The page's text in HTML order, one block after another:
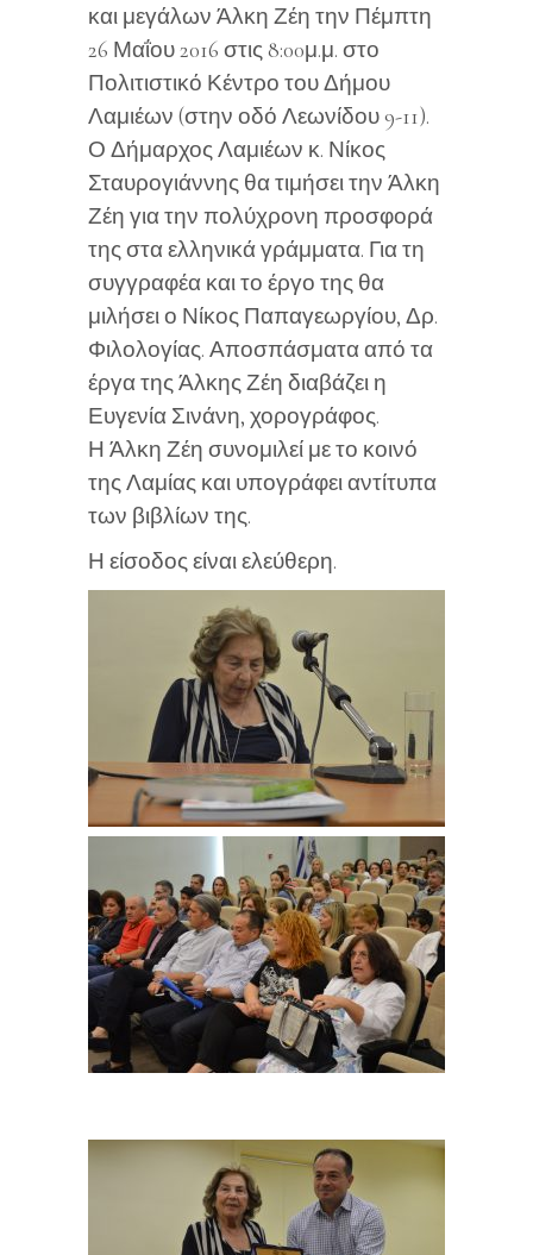
και μεγάλων Άλκη Ζέη την Πέμπτη
26 Μαΐου 2016 στις 8:00μ.μ. στο
Πολιτιστικό Κέντρο του Δήμου
Λαμιέων (στην οδό Λεωνίδου 9-11).
Ο Δήμαρχος Λαμιέων κ. Νίκος
Σταυρογιάννης θα τιμήσει την Άλκη
Ζέη για την πολύχρονη προσφορά
της στα ελληνικά γράμματα. Για τη
συγγραφέα και το έργο της θα
μιλήσει ο Νίκος Παπαγεωργίου, Δρ.
Φιλολογίας. Αποσπάσματα από τα
έργα της Άλκης Ζέη διαβάζει η
Ευγενία Σινάνη, χορογράφος.
Η Άλκη Ζέη συνομιλεί με το κοινό
της Λαμίας και υπογράφει αντίτυπα
των βιβλίων της.
Η είσοδος είναι ελεύθερη.